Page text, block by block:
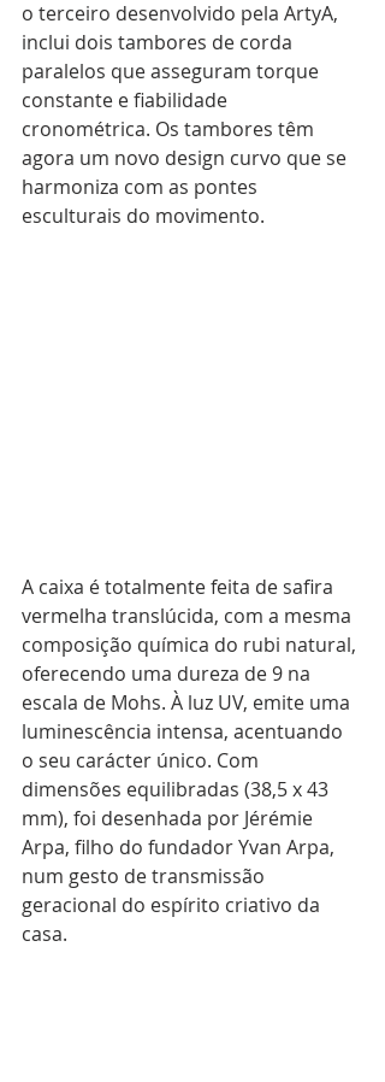
o terceiro desenvolvido pela ArtyA,
inclui dois tambores de corda
paralelos que asseguram torque
constante e fiabilidade
cronométrica. Os tambores têm
agora um novo design curvo que se
harmoniza com as pontes
esculturais do movimento.
A caixa é totalmente feita de safira
vermelha translúcida, com a mesma
composição química do rubi natural,
oferecendo uma dureza de 9 na
escala de Mohs. À luz UV, emite uma
luminescência intensa, acentuando
o seu carácter único. Com
dimensões equilibradas (38,5 x 43
mm), foi desenhada por Jérémie
Arpa, filho do fundador Yvan Arpa,
num gesto de transmissão
geracional do espírito criativo da
casa.